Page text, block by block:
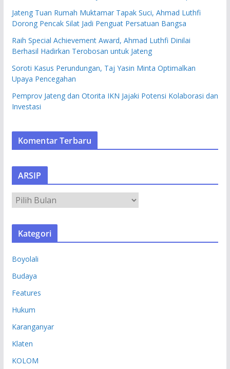
Jateng Tuan Rumah Muktamar Tapak Suci, Ahmad Luthfi
Dorong Pencak Silat Jadi Penguat Persatuan Bangsa
Raih Special Achievement Award, Ahmad Luthfi Dinilai
Berhasil Hadirkan Terobosan untuk Jateng
Soroti Kasus Perundungan, Taj Yasin Minta Optimalkan
Upaya Pencegahan
Pemprov Jateng dan Otorita IKN Jajaki Potensi Kolaborasi dan
Investasi
Komentar Terbaru
ARSIP
R
S
Kategori
Boyolali
Budaya
Features
Hukum
Karanganyar
Klaten
KOLOM